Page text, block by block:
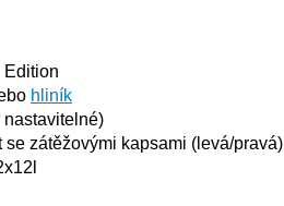
Edition
hliník
zátěžovými kapsami (levá/pravá)